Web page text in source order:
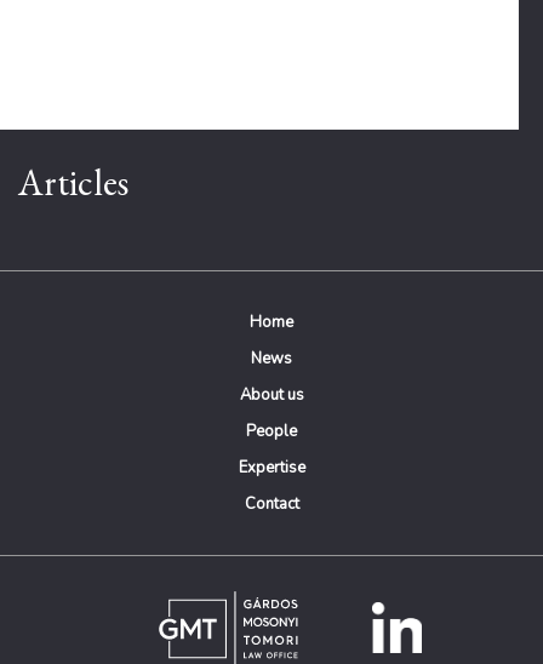
Articles
Home
News
About us
People
Expertise
Contact